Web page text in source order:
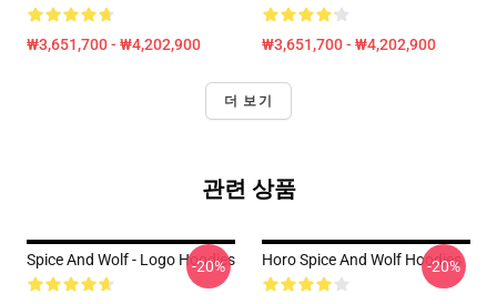
₩3,651,700 - ₩4,202,900 ₩3,651,700 - ₩4,202,900
더 보기
관련 상품
Spice And Wolf - Logo Hoodies
-20% Horo Spice And Wolf Hoodies
-20%